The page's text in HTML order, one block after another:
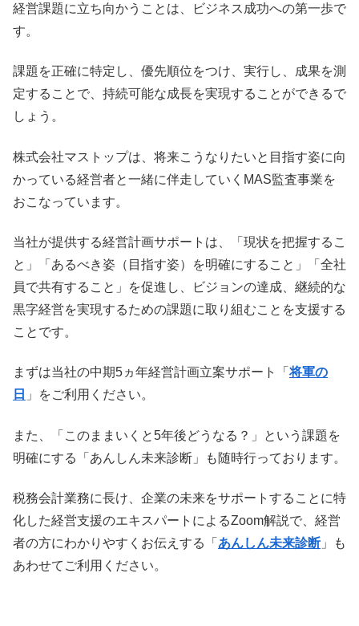
経営課題に立ち向かうことは、ビジネス成功への第一歩で
す。
課題を正確に特定し、優先順位をつけ、実行し、成果を測
定することで、持続可能な成長を実現することができるで
しょう。
株式会社マストップは、将来こうなりたいと目指す姿に向
かっている経営者と一緒に伴走していくMAS監査事業を
おこなっています。
当社が提供する経営計画サポートは、「現状を把握するこ
と」「あるべき姿（目指す姿）を明確にすること」「全社
員で共有すること」を促進し、ビジョンの達成、継続的な
黒字経営を実現するための課題に取り組むことを支援する
ことです。
まずは当社の中期5ヵ年経営計画立案サポート「将軍の
日 」をご利用ください。
また、「このままいくと5年後どうなる？」という課題を
明確にする「あんしん未来診断」も随時行っております。
税務会計業務に長け、企業の未来をサポートすることに特
化した経営支援のエキスパートによるZoom解説で、経営
者の方にわかりやすくお伝えする「 あんしん未来診断」も
あわせてご利用ください。